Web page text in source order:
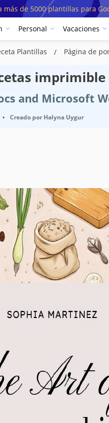
de 5000 plantillas para
Personal Vacaciones
Plantillas Página de
imprimible
and Microsoft
• Creado por Halyna Uygur